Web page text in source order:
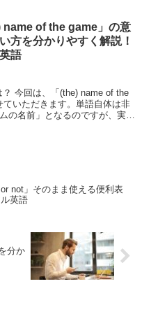
name of the game」の意
方を分かりやすく解説！
語
？ 今回は、「(the) name of the
いただきます。単語自体は非
の名前」となるのですが、実際
or not」そのまま使える便利表
英語
分か